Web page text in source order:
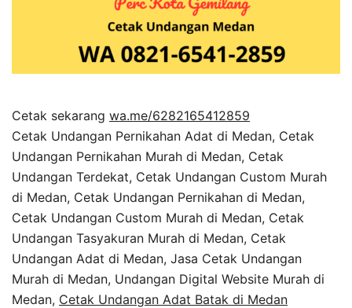
Cetak sekarang wa.me/6282165412859
Cetak Undangan Pernikahan Adat di Medan, Cetak
Undangan Pernikahan Murah di Medan, Cetak
Undangan Terdekat, Cetak Undangan Custom Murah
di Medan, Cetak Undangan Pernikahan di Medan,
Cetak Undangan Custom Murah di Medan, Cetak
Undangan Tasyakuran Murah di Medan, Cetak
Undangan Adat di Medan, Jasa Cetak Undangan
Murah di Medan, Undangan Digital Website Murah di
Medan, Cetak Undangan Adat Batak di Medan